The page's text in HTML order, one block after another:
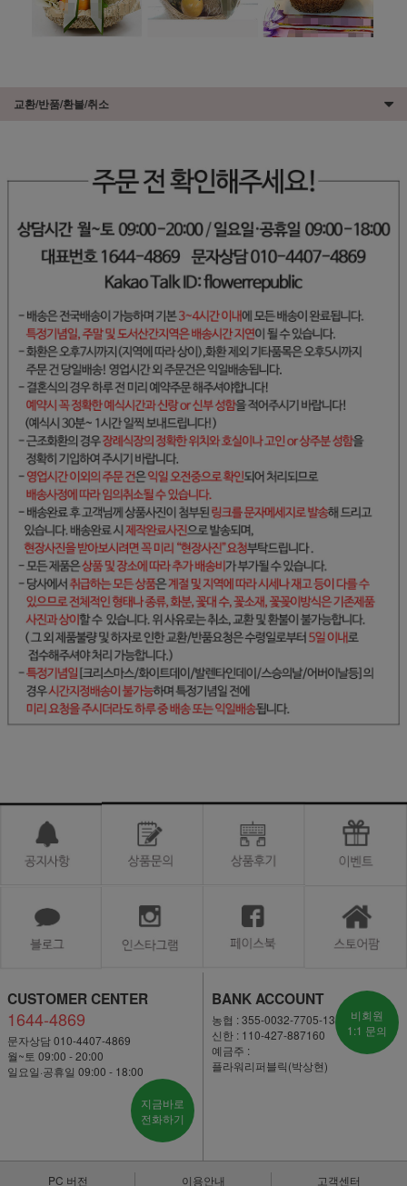
교환/반품/환불/취소
CUSTOMER CENTER
1644-4869
문자상담 010-4407-4869
월~토 09:00 - 20:00
일요일·공휴일 09:00 - 18:00
지금바로
전화하기
BANK ACCOUNT
농협 : 355-0032-7705-13
신한 : 110-427-887160
예금주 :
플라워리퍼블릭(박상현)
비회원
1:1 문의
PC 버전 이용안내 고객센터